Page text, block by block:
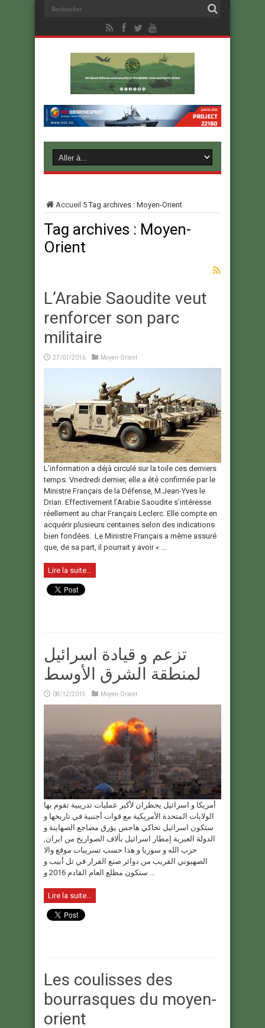
Accueil 5Tag archives : Moyen-Orient
Tag archives : Moyen-
Orient
L’Arabie Saoudite veut
renforcer son parc
militaire
27/01/2016 Moyen-Orient
L’information a déjà circulé sur la toile ces derniers
temps. Vnedredi dernier, elle a été confirmée par le
Ministre Français de la Défense, M.Jean-Yves le
Drian. Effectivement l’Arabie Saoudite s’intéresse
réellement au char Français Leclerc. Elle compte en
acquérir plusieurs centaines selon des indications
bien fondées. Le Ministre Français a même assuré
que, de sa part, il pourrait y avoir « ...
Lire la suite...
تزعم و قيادة اسرائيل
لمنطقة الشرق الأوسط
08/12/2015 Moyen-Orient
أمريكا و اسرائيل يحظران لأكبر عمليات تدريبية تقوم بها
الولايات المتحدة الأمريكية مع قوات أجنبية في تاريخها و
ستكون اسرائيل تحاكي هاجس يؤرق مضاجع الصهاينة و
الدولة العبرية إمطار اسرائيل بألاف الصواريخ من ايران,
حزب الله و سوريا و هذا حسب تسريبات موقع والا
الصهيوني القريب من دوائر صنع القرار في تل أبيب و
ستكون مطلع العام القادم 2016 و ...
Lire la suite...
Les coulisses des
bourrasques du moyen-
orient